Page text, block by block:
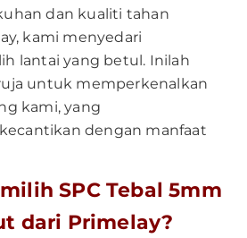
dan kualiti tahan
kami menyedari
lantai yang betul. Inilah
untuk memperkenalkan
kami, yang
dengan manfaat
SPC Tebal 5mm
dari Primelay?